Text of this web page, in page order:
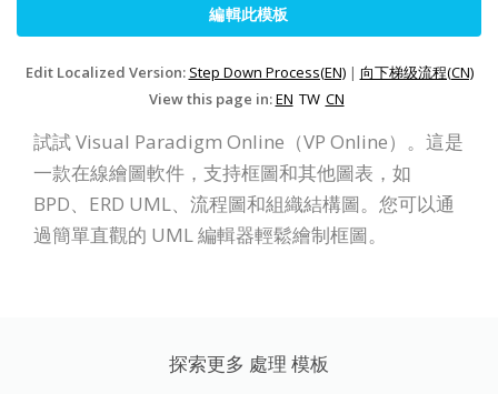
編輯此模板
Edit Localized Version: Step Down Process(EN)| 向下梯级流程(CN)
View this page in:EN TW CN
試試 Visual Paradigm Online（VP Online）。這是
一款在線繪圖軟件，支持框圖和其他圖表，如
BPD、ERD UML、流程圖和組織結構圖。您可以通
過簡單直觀的 UML 編輯器輕鬆繪制框圖。
探索更多 處理 模板